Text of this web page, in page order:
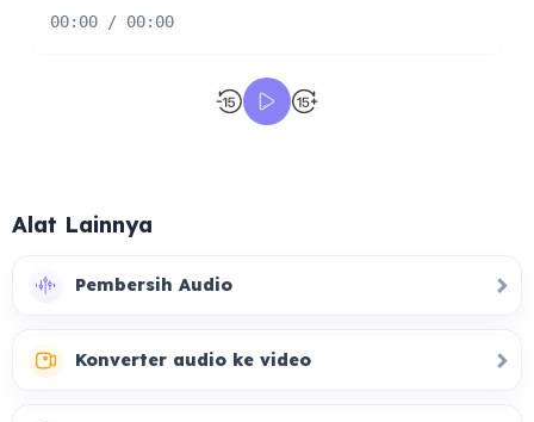
00:00 / 00:00
Alat Lainnya
Pembersih Audio
Konverter audio ke video